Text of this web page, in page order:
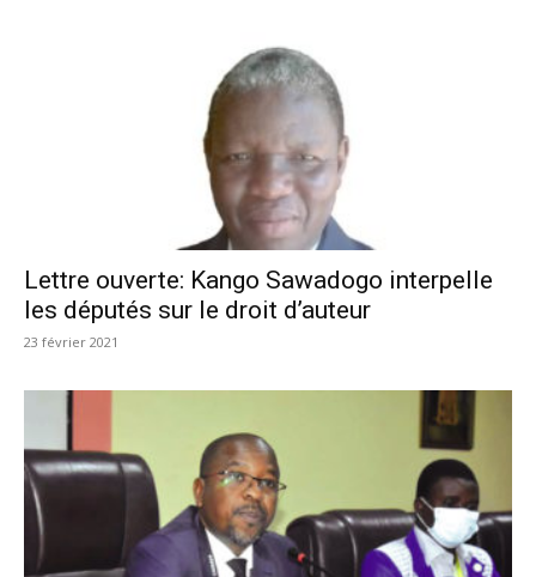
Lettre ouverte: Kango Sawadogo interpelle
les députés sur le droit d’auteur
23 février 2021